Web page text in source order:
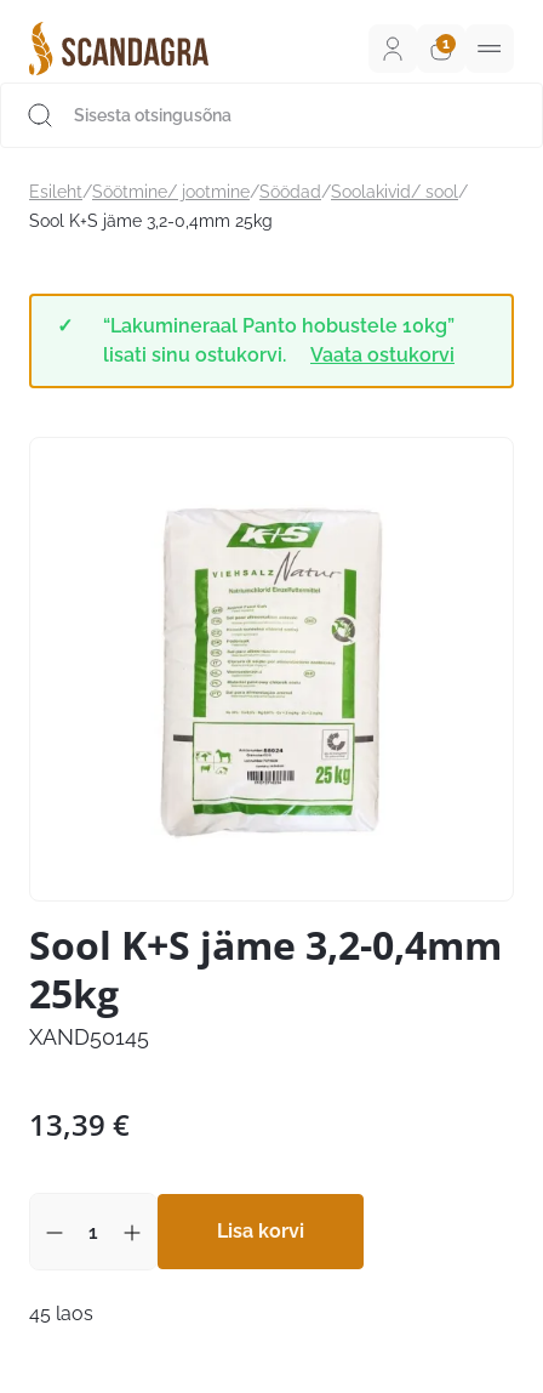
sisu
juurde
Esileht/Söötmine/ jootmine/Söödad/Soolakivid/ sool /
Sool K+S jäme 3,2-0,4mm 25kg
“Lakumineraal Panto hobustele 10kg”
lisati sinu ostukorvi.
Vaata ostukorvi
Sool K+S jäme 3,2-0,4mm
25kg
XAND50145
13,39 €
Lisa korvi
45 laos